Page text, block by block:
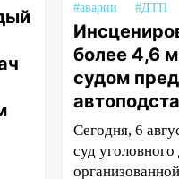
#аварии
#ДТП
более 4,6
судом
Сегодня, 6
суд